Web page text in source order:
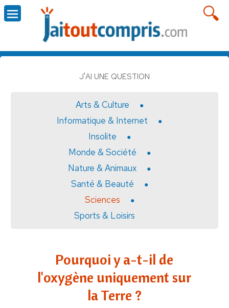
J'AI UNE QUESTION
Arts & Culture
Informatique & Internet
Insolite
Monde & Société
Nature & Animaux
Santé & Beauté
Sciences
Sports & Loisirs
Pourquoi y a-t-il de
l'oxygène uniquement sur
la Terre ?